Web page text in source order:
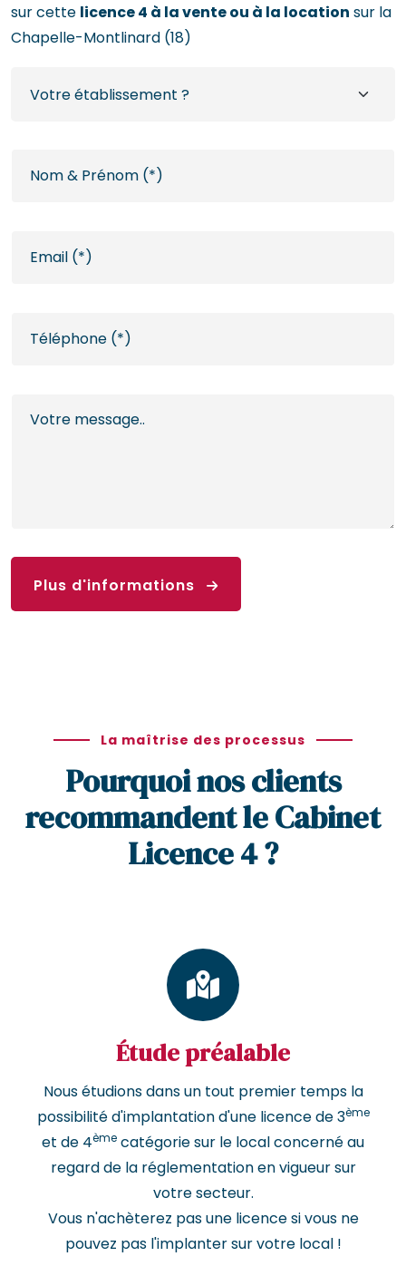
sur cette licence 4 à la vente ou à la location sur la
Chapelle-Montlinard (18)
Plus d'informations
La maîtrise des processus
Pourquoi nos clients
recommandent le Cabinet
Licence 4 ?
Étude préalable
Nous étudions dans un tout premier temps la
possibilité d'implantation d'une licence de 3ème
et de 4ème catégorie sur le local concerné au
regard de la réglementation en vigueur sur
votre secteur.
Vous n'achèterez pas une licence si vous ne
pouvez pas l'implanter sur votre local !